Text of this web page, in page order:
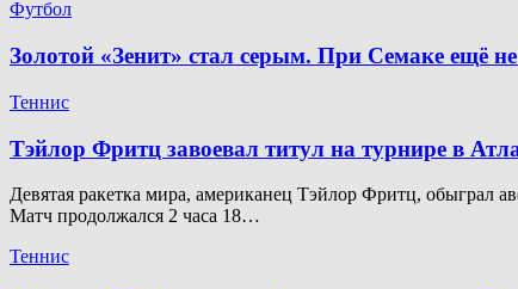
Футбол
Золотой «Зенит» стал серым. При Семаке ещё
Теннис
Тэйлор Фритц завоевал титул на турнире в
Девятая ракетка мира, американец Тэйлор Фритц, обыграл
Матч продолжался 2 часа 18…
Теннис